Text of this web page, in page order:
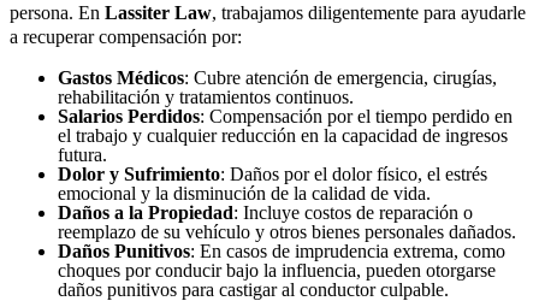
persona. En Lassiter Law, trabajamos diligentemente para ayudarle
a recuperar compensación por:
Gastos Médicos: Cubre atención de emergencia, cirugías,
rehabilitación y tratamientos continuos.
Salarios Perdidos: Compensación por el tiempo perdido en
el trabajo y cualquier reducción en la capacidad de ingresos
futura.
Dolor y Sufrimiento: Daños por el dolor físico, el estrés
emocional y la disminución de la calidad de vida.
Daños a la Propiedad: Incluye costos de reparación o
reemplazo de su vehículo y otros bienes personales dañados.
Daños Punitivos: En casos de imprudencia extrema, como
choques por conducir bajo la influencia, pueden otorgarse
daños punitivos para castigar al conductor culpable.